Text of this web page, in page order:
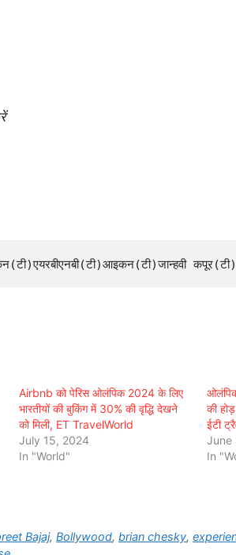
Airbnb को पेरिस ओलंपिक 2024 के लिए
भारतीयों की बुकिंग में 30% की वृद्धि देखने
को मिली, ET TravelWorld
July 15, 2024
In "World"
की
ईटी
June
In
Bajaj,Bollywood,brian chesky,